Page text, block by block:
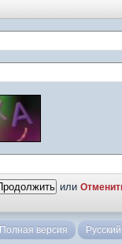
или
Полная версия Русский